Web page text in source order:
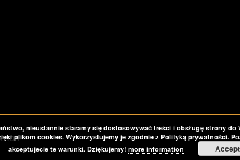
nieustannie staramy się dostosowywać treści i obsługę strony do
plikom cookies. Wykorzystujemy je zgodnie z Polityką prywatności.
akceptujecie te warunki. Dziękujemy! more information Accept